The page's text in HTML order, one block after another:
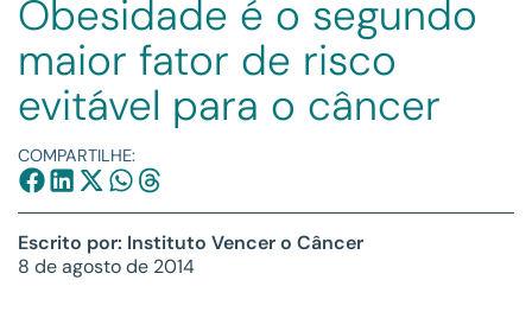
Obesidade é o segundo
maior fator de risco
evitável para o câncer
COMPARTILHE:
Escrito por: Instituto Vencer o Câncer
8 de agosto de 2014